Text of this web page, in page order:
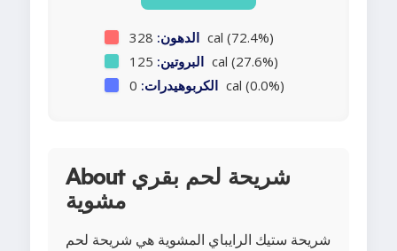
الدهون: 328 cal (72.4%)
البروتين: 125 cal (27.6%)
الكربوهيدرات: 0 cal (0.0%)
About شريحة لحم بقري
مشوية
شريحة ستيك الرايباي المشوية هي شريحة لحم